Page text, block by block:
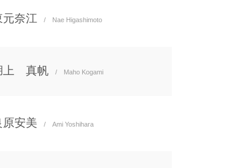
元奈江 / Nae Higashimoto
上 真帆 / Maho Kogami
原安美 / Ami Yoshihara